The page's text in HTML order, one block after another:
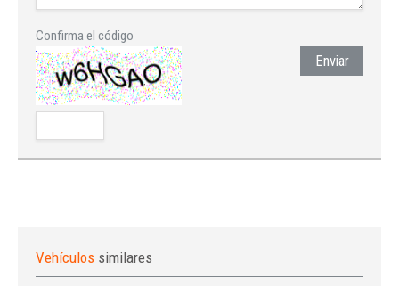
Confirma el código
Enviar
Vehículos similares